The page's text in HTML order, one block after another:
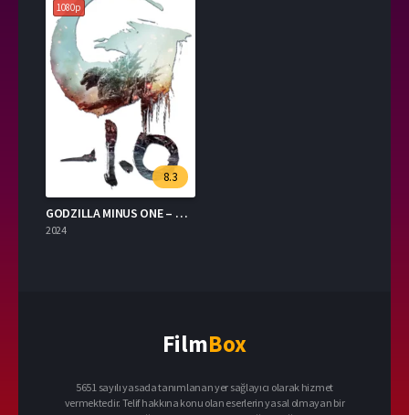
1080p
8.3
GODZILLA MINUS ONE – Godzilla Eksi Bir Turkce Dublaj izle
2024
FilmBox
5651 sayılı yasada tanımlanan yer sağlayıcı olarak hizmet
vermektedir. Telif hakkına konu olan eserlerin yasal olmayan bir